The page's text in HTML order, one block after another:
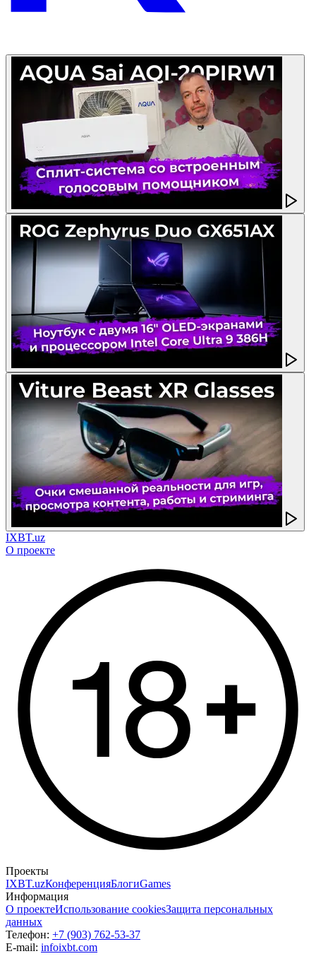
IXBT.uz
О проекте
Проекты
IXBT.uzКонференцияБлогиGames
Информация
О проектеИспользование cookiesЗащита персональных
данных
Телефон: +7 (903) 762-53-37
E-mail: infoixbt.com